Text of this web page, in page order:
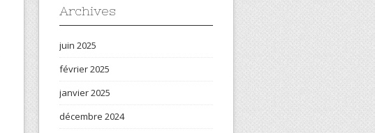
Archives
juin 2025
février 2025
janvier 2025
décembre 2024